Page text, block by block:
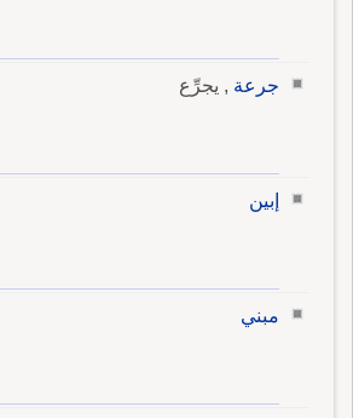
جرعة , يجرِّع
إبين
مبني